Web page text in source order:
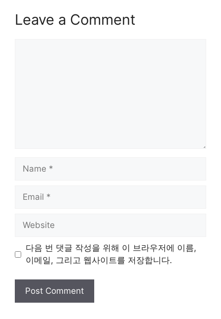
Leave a Comment
Name
Email
Website
다음 번 댓글 작성을 위해 이 브라우저에 이름,
이메일, 그리고 웹사이트를 저장합니다.